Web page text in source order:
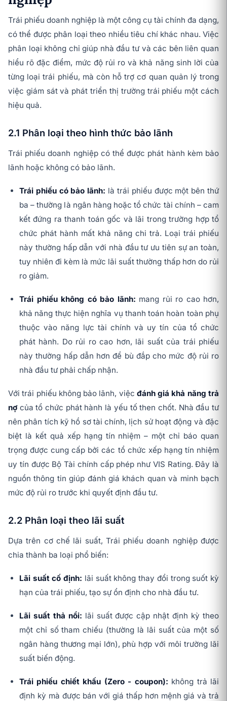
Trái phiếu doanh nghiệp là một công cụ tài chính đa dạng,
có thể được phân loại theo nhiều tiêu chí khác nhau. Việc
phân loại không chỉ giúp nhà đầu tư và các bên liên quan
hiểu rõ đặc điểm, mức độ rủi ro và khả năng sinh lời của
từng loại trái phiếu, mà còn hỗ trợ cơ quan quản lý trong
việc giám sát và phát triển thị trường trái phiếu một cách
hiệu quả.
2.1 Phân loại theo hình thức bảo lãnh
Trái phiếu doanh nghiệp có thể được phát hành kèm bảo
lãnh hoặc không có bảo lãnh.
Trái phiếu có bảo lãnh: là trái phiếu được một bên thứ
ba – thường là ngân hàng hoặc tổ chức tài chính – cam
kết đứng ra thanh toán gốc và lãi trong trường hợp tổ
chức phát hành mất khả năng chi trả. Loại trái phiếu
này thường hấp dẫn với nhà đầu tư ưu tiên sự an toàn,
tuy nhiên đi kèm là mức lãi suất thường thấp hơn do rủi
ro giảm.
Trái phiếu không có bảo lãnh: mang rủi ro cao hơn,
khả năng thực hiện nghĩa vụ thanh toán hoàn toàn phụ
thuộc vào năng lực tài chính và uy tín của tổ chức
phát hành. Do rủi ro cao hơn, lãi suất của trái phiếu
này thường hấp dẫn hơn để bù đắp cho mức độ rủi ro
nhà đầu tư phải chấp nhận.
Với trái phiếu không bảo lãnh, việc đánh giá khả năng trả
nợ của tổ chức phát hành là yếu tố then chốt. Nhà đầu tư
nên phân tích kỹ hồ sơ tài chính, lịch sử hoạt động và đặc
biệt là kết quả xếp hạng tín nhiệm – một chỉ báo quan
trọng được cung cấp bởi các tổ chức xếp hạng tín nhiệm
uy tín được Bộ Tài chính cấp phép như VIS Rating. Đây là
nguồn thông tin giúp đánh giá khách quan và minh bạch
mức độ rủi ro trước khi quyết định đầu tư.
2.2 Phân loại theo lãi suất
Dựa trên cơ chế lãi suất, Trái phiếu doanh nghiệp được
chia thành ba loại phổ biến:
Lãi suất cố định: lãi suất không thay đổi trong suốt kỳ
hạn của trái phiếu, tạo sự ổn định cho nhà đầu tư.
Lãi suất thả nổi: lãi suất được cập nhật định kỳ theo
một chỉ số tham chiếu (thường là lãi suất của một số
ngân hàng thương mại lớn), phù hợp với môi trường lãi
suất biến động.
Trái phiếu chiết khấu (Zero - coupon): không trả lãi
định kỳ mà được bán với giá thấp hơn mệnh giá và trả